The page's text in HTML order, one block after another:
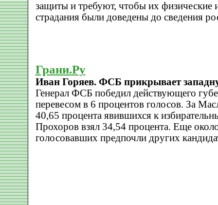
защиты и требуют, чтобы их физические
страдания были доведены до сведения
Грани.Ру
Иван Горяев. ФСБ прикрывает
Генерал ФСБ победил действующего
перевесом в 6 процентов голосов. За
40,65 процента явившихся к
Прохоров взял 34,54 процента. Еще
голосовавших предпочли других